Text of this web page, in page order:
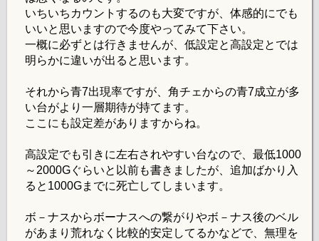
いちいちカウントするのも大変ですが、体感的にでも
いいと思いますので今度やってみて下さい。
一概に必ずとは行きませんが、低設定と高設定とでは
明らかに違いが出ると思います。
それから青7出現率ですが、角チェからの青7成立が多
い台がより一層期待が持てます。
ここにも設定差がありますからね。
高設定でも引きに左右されやすい台なので、最低1000
～2000Gぐらいと以前も書きましたが、追加ばかり入
ると1000Gまでに死亡してしまいます。
ボ－ナスからボーナスへの繋がりやボ－ナス後のベル
があまり荒れなく比較的安定してるかなどで、無理を